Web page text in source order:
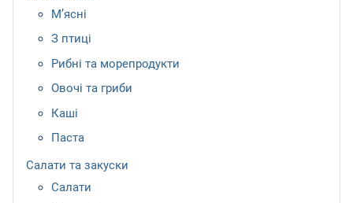
М’ясні
З птиці
Рибні та морепродукти
Овочі та гриби
Каші
Паста
Салати та закуски
Салати